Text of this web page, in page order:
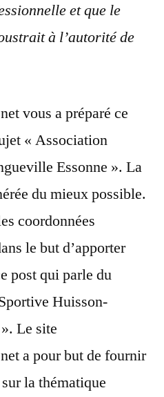
et que le
à l’autorité de
vous a préparé ce
« Association
Essonne ». La
du mieux possible.
coordonnées
le but d’apporter
post qui parle du
Huisson-
Le site
a pour but de fournir
la thématique